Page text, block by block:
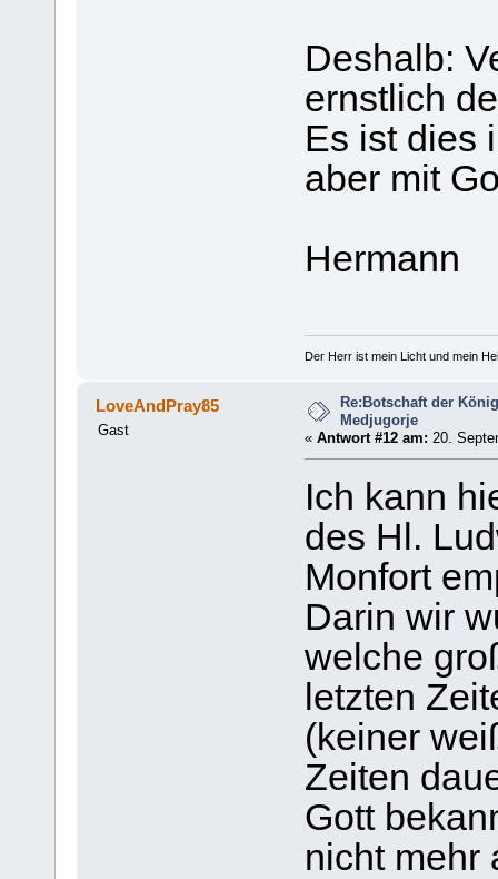
Deshalb:
ernstlich
Es ist dies
aber mit
Hermann
Der Herr ist mein Licht und mein
LoveAndPray85
Gast
Re:Botschaft der
Medjugorje
« Antwort #12 am: 20.
Ich kann
des Hl.
Monfort
Darin wir
welche
letzten
(keiner
Zeiten
Gott
nicht mehr